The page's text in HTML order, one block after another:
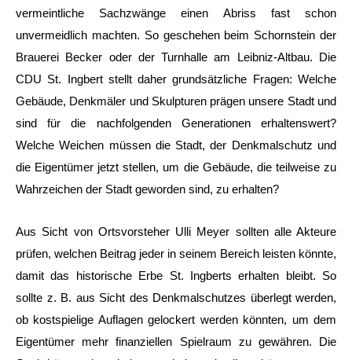
vermeintliche Sachzwänge einen Abriss fast schon
unvermeidlich machten. So geschehen beim Schornstein der
Brauerei Becker oder der Turnhalle am Leibniz-Altbau. Die
CDU St. Ingbert stellt daher grundsätzliche Fragen: Welche
Gebäude, Denkmäler und Skulpturen prägen unsere Stadt und
sind für die nachfolgenden Generationen erhaltenswert?
Welche Weichen müssen die Stadt, der Denkmalschutz und
die Eigentümer jetzt stellen, um die Gebäude, die teilweise zu
Wahrzeichen der Stadt geworden sind, zu erhalten?
Aus Sicht von Ortsvorsteher Ulli Meyer sollten alle Akteure
prüfen, welchen Beitrag jeder in seinem Bereich leisten könnte,
damit das historische Erbe St. Ingberts erhalten bleibt. So
sollte z. B. aus Sicht des Denkmalschutzes überlegt werden,
ob kostspielige Auflagen gelockert werden könnten, um dem
Eigentümer mehr finanziellen Spielraum zu gewähren. Die